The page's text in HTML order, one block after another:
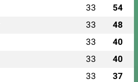
33 54
33 48
33 40
33 40
33 37